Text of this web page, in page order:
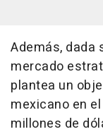
Además, dada
mercado
plantea un
mexicano en
millones de